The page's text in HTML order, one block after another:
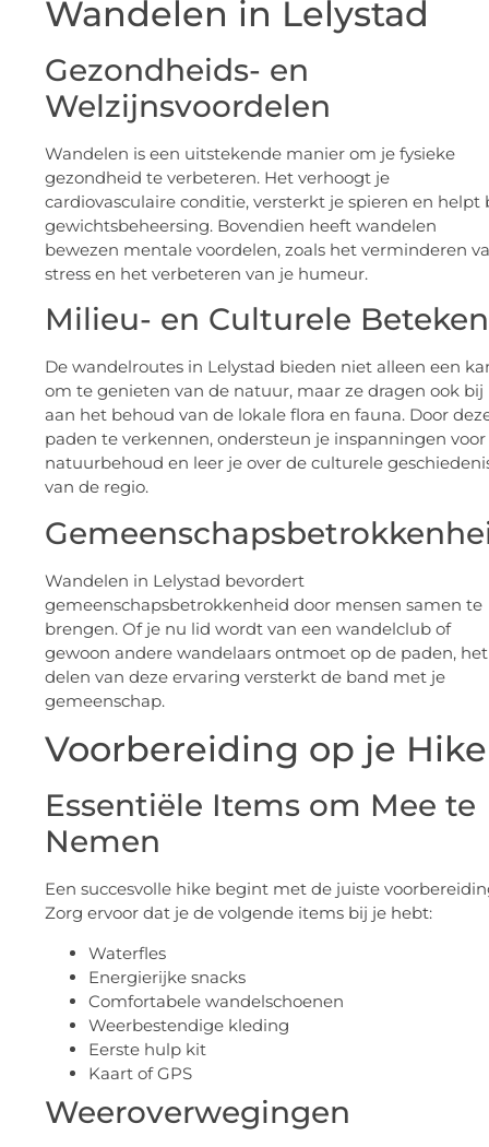
Wandelen in Lelystad
Gezondheids- en
Welzijnsvoordelen
Wandelen is een uitstekende manier om je fysieke
gezondheid te verbeteren. Het verhoogt je
cardiovasculaire conditie, versterkt je spieren en helpt
gewichtsbeheersing. Bovendien heeft wandelen
bewezen mentale voordelen, zoals het verminderen
stress en het verbeteren van je humeur.
Milieu- en Culturele
De wandelroutes in Lelystad bieden niet alleen een
om te genieten van de natuur, maar ze dragen ook bij
aan het behoud van de lokale flora en fauna. Door
paden te verkennen, ondersteun je inspanningen voor
natuurbehoud en leer je over de culturele
van de regio.
Wandelen in Lelystad bevordert
gemeenschapsbetrokkenheid door mensen samen te
brengen. Of je nu lid wordt van een wandelclub of
gewoon andere wandelaars ontmoet op de paden, het
delen van deze ervaring versterkt de band met je
gemeenschap.
Voorbereiding op je Hike
Essentiële Items om Mee te
Nemen
Een succesvolle hike begint met de juiste
Zorg ervoor dat je de volgende items bij je hebt:
Waterfles
Energierijke snacks
Comfortabele wandelschoenen
Weerbestendige kleding
Eerste hulp kit
Kaart of GPS
Weeroverwegingen